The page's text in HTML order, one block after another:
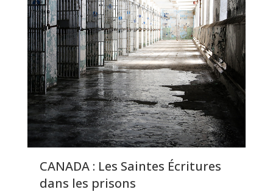
CANADA : Les Saintes Écritures
dans les prisons